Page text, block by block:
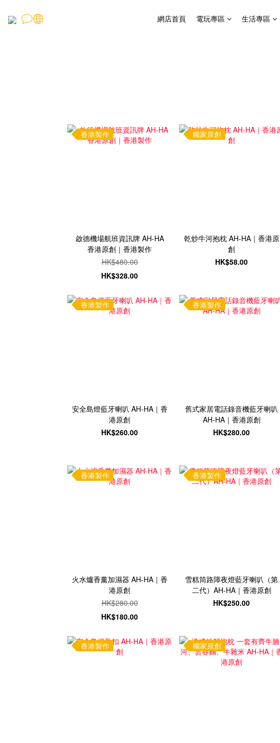
網店首頁 電玩專區 生活專區
香港製作
啟德機場航班資訊牌 AH-HA
香港原創｜香港製作
HK$480.00
HK$328.00
獨家原創
乾炒牛河抱枕 AH-HA｜香港原
創
HK$58.00
香港製作
安全島燈藍牙喇叭 AH-HA｜香
港原創
HK$260.00
香港製作
舊式家居電話錄音機藍牙喇叭
AH-HA｜香港原創
HK$280.00
香港製作
火水爐香薰加濕器 AH-HA｜香
港原創
HK$280.00
HK$180.00
香港製作
雪糕筒路障夜燈藍牙喇叭（第
二代）AH-HA｜香港原創
HK$250.00
香港製作 獨家原創